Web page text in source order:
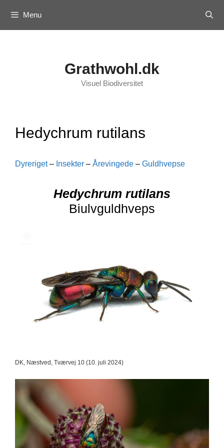
content
Menu
Grathwohl.dk
Visuel Biodiversitet
Hedychrum rutilans
Dyreriget– Insekter – Årevingede – Guldhvepse
Hedychrum rutilans
Biulvguldhveps
DK, Næstved, Tværvej 10 (10. juli 2024)